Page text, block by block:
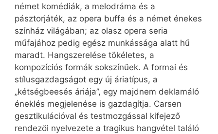
német komédiák, a melodráma és a
pásztorjáték, az opera buffa és a német énekes
színház világában; az olasz opera seria
műfajához pedig egész munkássága alatt hű
maradt. Hangszerelése tökéletes, a
kompozíciós formák sokszínűek. A formai és
stílusgazdagságot egy új áriatípus, a
„kétségbeesés áriája”, egy majdnem deklamáló
éneklés megjelenése is gazdagítja. Carsen
gesztikulációval és testmozgással kifejező
rendezői nyelvezete a tragikus hangvétel találó